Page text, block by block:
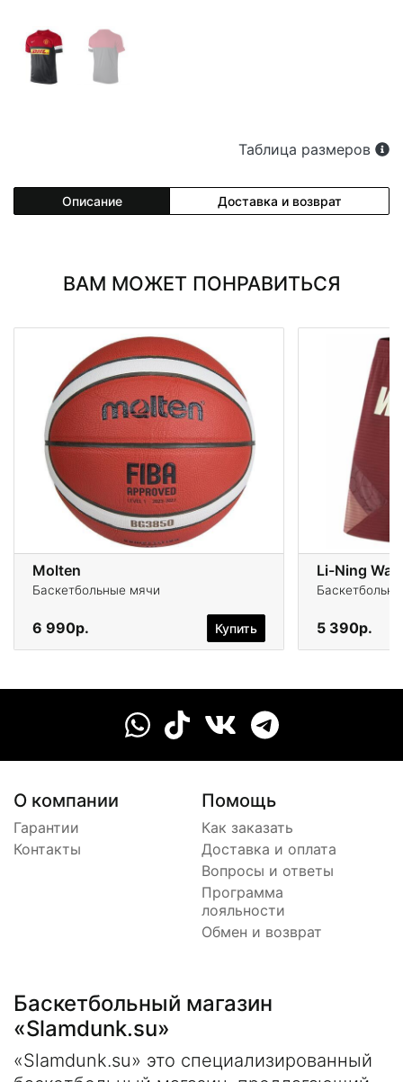
Таблица размеров
Описание Доставка и возврат
ВАМ МОЖЕТ ПОНРАВИТЬСЯ
Molten
Баскетбольные мячи
6 990р. Купить
Li-Ning
5 390р.
О компании
Гарантии
Контакты
Помощь
Как заказать
Доставка и оплата
Вопросы и ответы
Программа
лояльности
Обмен и возврат
Баскетбольный магазин
«Slamdunk.su»
«Slamdunk.su» это специализированный